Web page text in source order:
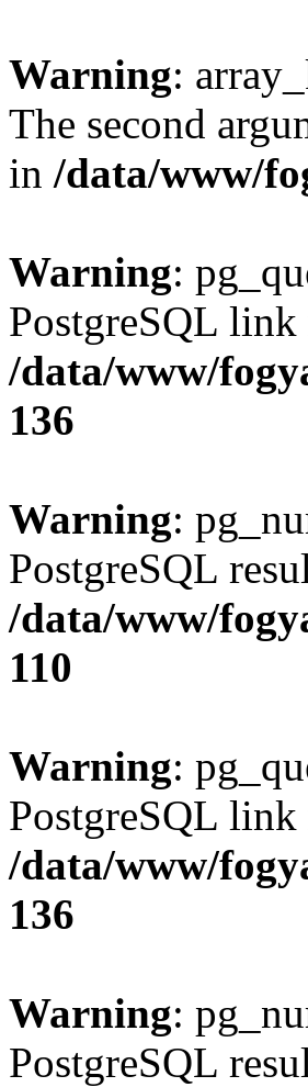
Warning:
The second
in /data/www/
Warning:
PostgreSQL link
/data/www/
136
Warning:
PostgreSQL
/data/www/
110
Warning:
PostgreSQL link
/data/www/
136
Warning:
PostgreSQL